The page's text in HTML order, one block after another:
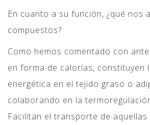
En cuanto a su función, ¿qué nos
compuestos?
Como hemos comentado con
en forma de calorías, constituyen
energética en el tejido graso o
colaborando en la
Facilitan el transporte de aquellas